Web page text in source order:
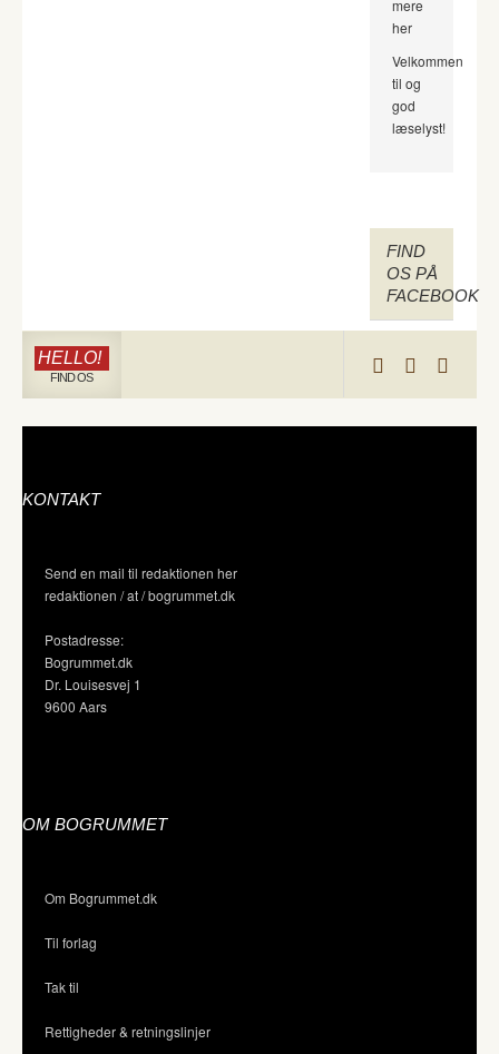
mere
her
Velkommen
til og
god
læselyst!
FIND
OS PÅ
FACEBOOK
HELLO!
FIND OS
KONTAKT
Send en mail til redaktionen her
redaktionen / at / bogrummet.dk
Postadresse:
Bogrummet.dk
Dr. Louisesvej 1
9600 Aars
OM BOGRUMMET
Om Bogrummet.dk
Til forlag
Tak til
Rettigheder & retningslinjer